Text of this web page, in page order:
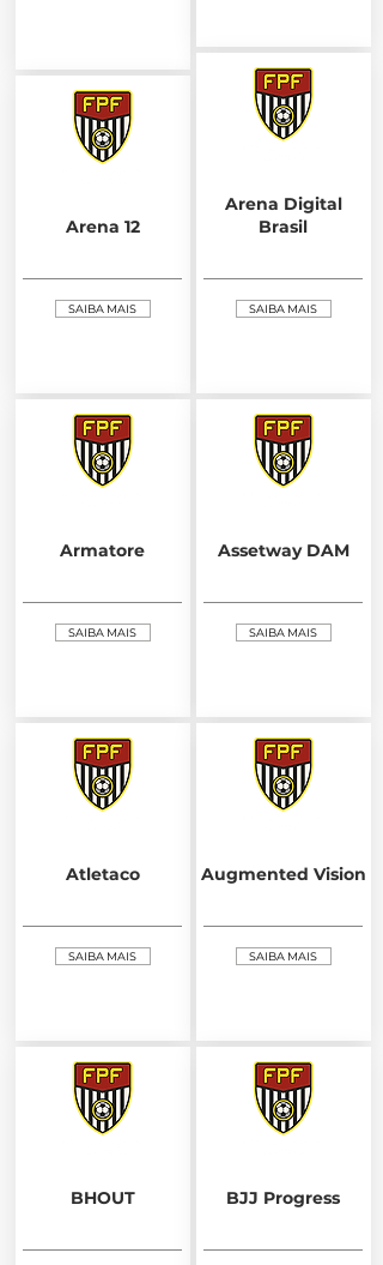
Arena 12
SAIBA MAIS
Armatore
SAIBA MAIS
Atletaco
SAIBA MAIS
BHOUT
Arena Digital
Brasil
SAIBA MAIS
Assetway DAM
SAIBA MAIS
Augmented Vision
SAIBA MAIS
BJJ Progress